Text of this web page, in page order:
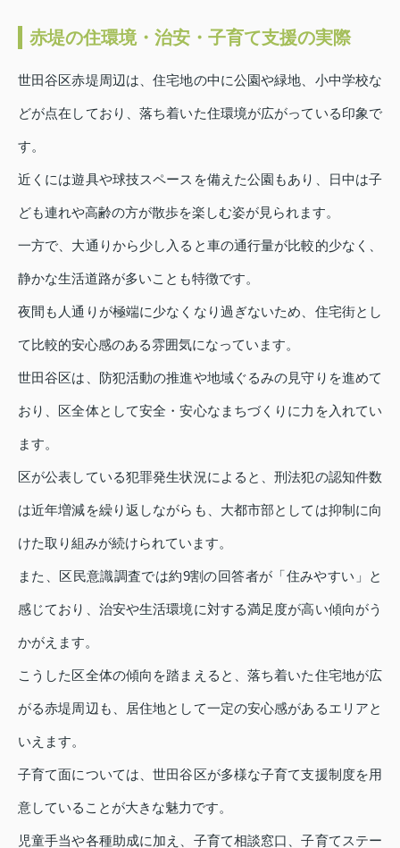
赤堤の住環境・治安・子育て支援の実際
世田谷区赤堤周辺は、住宅地の中に公園や緑地、小中学校な
どが点在しており、落ち着いた住環境が広がっている印象で
す。
近くには遊具や球技スペースを備えた公園もあり、日中は子
ども連れや高齢の方が散歩を楽しむ姿が見られます。
一方で、大通りから少し入ると車の通行量が比較的少なく、
静かな生活道路が多いことも特徴です。
夜間も人通りが極端に少なくなり過ぎないため、住宅街とし
て比較的安心感のある雰囲気になっています。
世田谷区は、防犯活動の推進や地域ぐるみの見守りを進めて
おり、区全体として安全・安心なまちづくりに力を入れてい
ます。
区が公表している犯罪発生状況によると、刑法犯の認知件数
は近年増減を繰り返しながらも、大都市部としては抑制に向
けた取り組みが続けられています。
また、区民意識調査では約9割の回答者が「住みやすい」と
感じており、治安や生活環境に対する満足度が高い傾向がう
かがえます。
こうした区全体の傾向を踏まえると、落ち着いた住宅地が広
がる赤堤周辺も、居住地として一定の安心感があるエリアと
いえます。
子育て面については、世田谷区が多様な子育て支援制度を用
意していることが大きな魅力です。
児童手当や各種助成に加え、子育て相談窓口、子育てステー